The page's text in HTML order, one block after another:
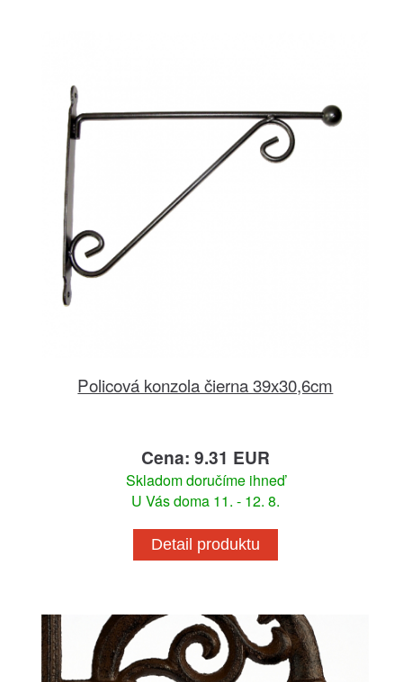
Policová konzola čierna 39x30,6cm
Cena: 9.31 EUR
Skladom doručíme ihneď
U Vás doma 11. - 12. 8.
Detail produktu